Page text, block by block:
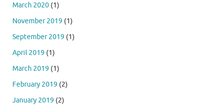
March 2020 (1)
November 2019 (1)
September 2019 (1)
April 2019 (1)
March 2019 (1)
February 2019 (2)
January 2019 (2)